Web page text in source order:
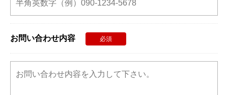
お問い合わせ内容 必須